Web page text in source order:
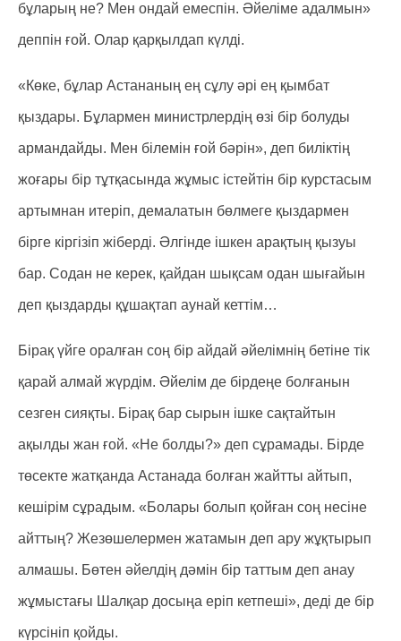
бұларың не? Мен ондай емеспін. Әйеліме адалмын»
деппін ғой. Олар қарқылдап күлді.
«Көке, бұлар Астананың ең сұлу әрі ең қымбат
қыздары. Бұлармен министрлердің өзі бір болуды
армандайды. Мен білемін ғой бәрін», деп биліктің
жоғары бір тұтқасында жұмыс істейтін бір курстасым
артымнан итеріп, демалатын бөлмеге қыздармен
бірге кіргізіп жіберді. Әлгінде ішкен арақтың қызуы
бар. Содан не керек, қайдан шықсам одан шығайын
деп қыздарды құшақтап аунай кеттім…
Бірақ үйге оралған соң бір айдай әйелімнің бетіне тік
қарай алмай жүрдім. Әйелім де бірдеңе болғанын
сезген сияқты. Бірақ бар сырын ішке сақтайтын
ақылды жан ғой. «Не болды?» деп сұрамады. Бірде
төсекте жатқанда Астанада болған жайтты айтып,
кешірім сұрадым. «Болары болып қойған соң несіне
айттың? Жезөшелермен жатамын деп ару жұқтырып
алмашы. Бөтен әйелдің дәмін бір таттым деп анау
жұмыстағы Шалқар досыңа еріп кетпеші», деді де бір
күрсініп қойды.